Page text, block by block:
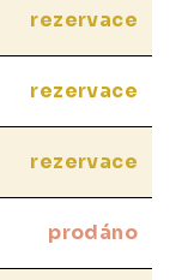
rezervace
rezervace
rezervace
prodáno